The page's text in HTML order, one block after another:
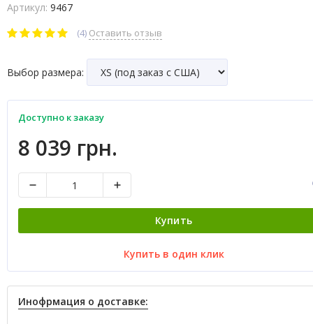
Артикул: 9467
(4) Оставить отзыв
Выбор размера:
Доступно к заказу
8 039 грн.
Купить
Купить в один клик
Инофрмация о доставке: